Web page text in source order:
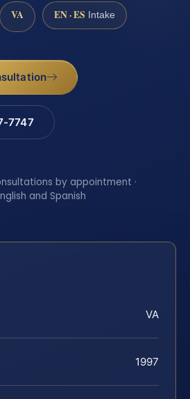
VA EN · ES Intake
7747
by appointment ·
and Spanish
VA
1997